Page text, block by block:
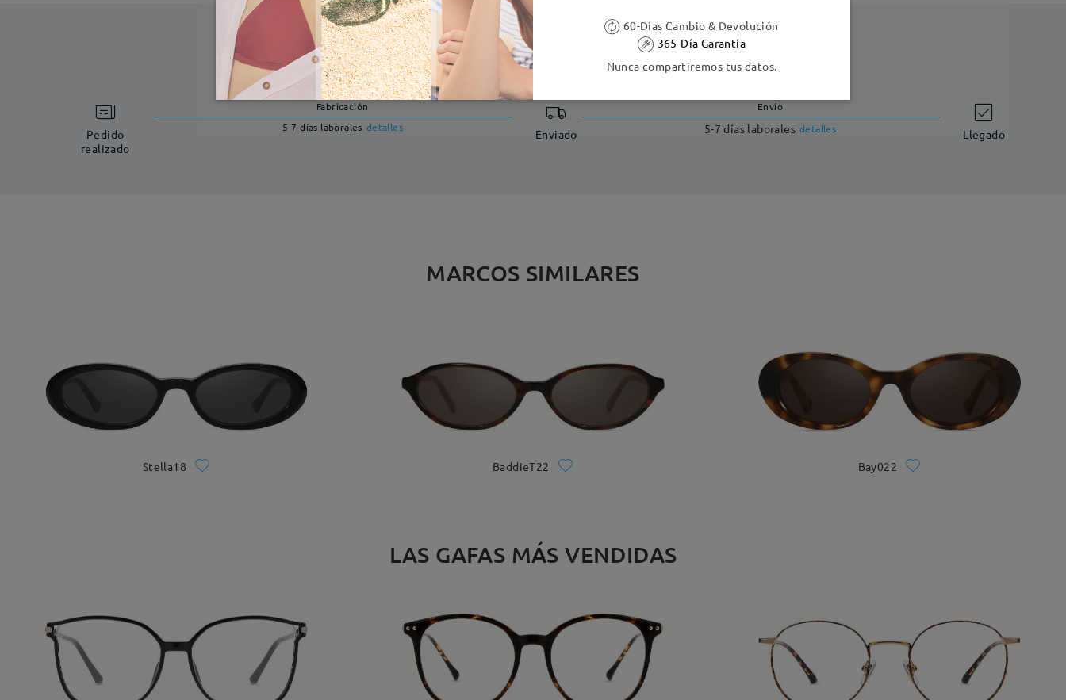
DELIVERY
Pedido
realizado
Fabricación
5-7 días laborales detalles Enviado
Envío
5-7 días laborales detalles Llegado
MARCOS SIMILARES
Stella18 BaddieT22 Bay022
LAS GAFAS MÁS VENDIDAS
60-Días Cambio & Devolución
365-Día Garantía
Nunca compartiremos tus datos.